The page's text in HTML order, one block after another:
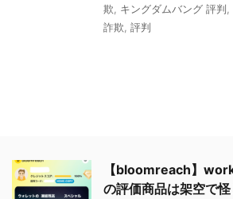
欺
キングダムバング 評判
詐欺 評判
【bloomreach】
の評価商品は架空で怪